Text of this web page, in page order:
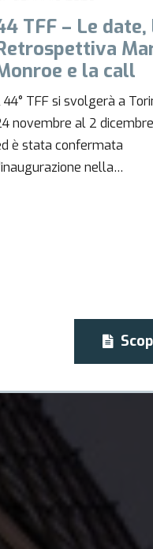
DEL
Sabato 29
giorno da sogno! La
del Torino Film
tra applausi,
e la cerimonia…